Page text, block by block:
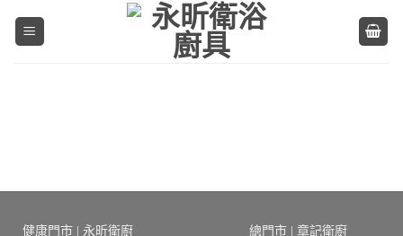
健康門市 | 永昕衛廚
總門市 | 章記衛廚